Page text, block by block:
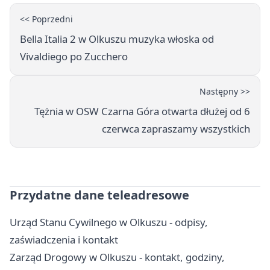
<< Poprzedni
Bella Italia 2 w Olkuszu muzyka włoska od
Vivaldiego po Zucchero
Następny >>
Tężnia w OSW Czarna Góra otwarta dłużej od 6
czerwca zapraszamy wszystkich
Przydatne dane teleadresowe
Urząd Stanu Cywilnego w Olkuszu - odpisy,
zaświadczenia i kontakt
Zarząd Drogowy w Olkuszu - kontakt, godziny,